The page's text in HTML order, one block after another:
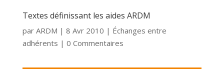
Textes définissant les aides ARDM
par ARDM | 8 Avr 2010 | Échanges entre
adhérents | 0 Commentaires